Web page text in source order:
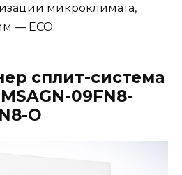
микроклимата,
— ECO.
сплит-система
09FN8-
O